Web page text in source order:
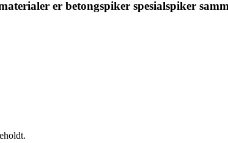
er betongspiker spesialspiker